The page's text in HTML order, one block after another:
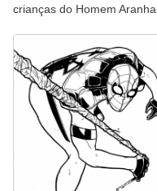
crianças do Homem Aranha